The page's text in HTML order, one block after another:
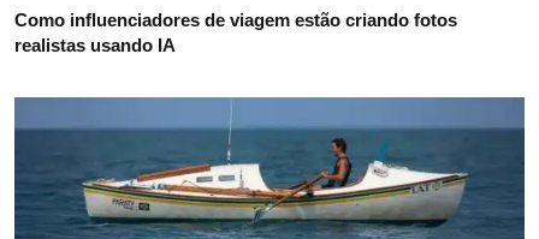
Como influenciadores de viagem estão criando fotos
realistas usando IA